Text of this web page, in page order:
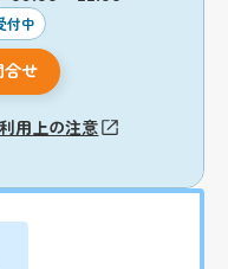
付中
合せ
利用上の注意